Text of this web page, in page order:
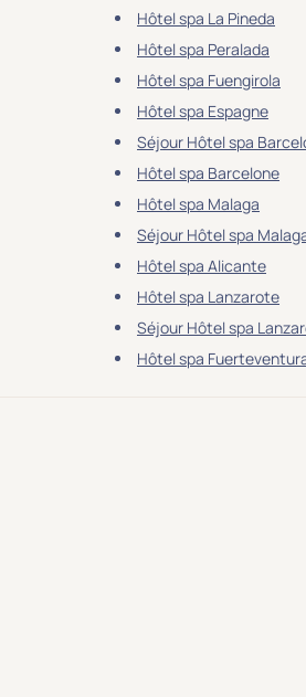
Hôtel spa La Pineda
Hôtel spa Peralada
Hôtel spa Fuengirola
Hôtel spa Espagne
Séjour Hôtel spa
Hôtel spa Barcelone
Hôtel spa Malaga
Séjour Hôtel spa
Hôtel spa Alicante
Hôtel spa Lanzarote
Séjour Hôtel spa
Hôtel spa